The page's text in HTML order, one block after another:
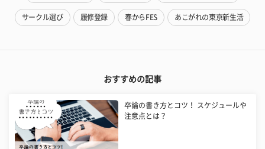
サークル選び 履修登録 春からFES あこがれの東京新生活
おすすめの記事
卒論の書き方とコツ！ スケジュールや
注意点とは？